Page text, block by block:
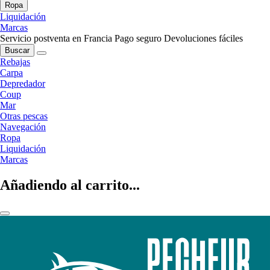
Ropa
Liquidación
Marcas
Servicio postventa en Francia Pago seguro Devoluciones fáciles
Buscar
Rebajas
Carpa
Depredador
Coup
Mar
Otras pescas
Navegación
Ropa
Liquidación
Marcas
Añadiendo al carrito...